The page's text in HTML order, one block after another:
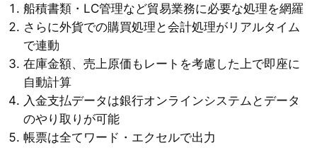
船積書類・LC管理など貿易業務に必要な処理を網羅
さらに外貨での購買処理と会計処理がリアルタイム
で連動
在庫金額、売上原価もレートを考慮した上で即座に
自動計算
入金支払データは銀行オンラインシステムとデータ
のやり取りが可能
帳票は全てワード・エクセルで出力